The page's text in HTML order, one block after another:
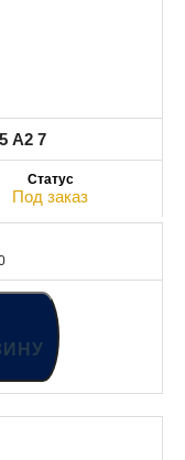
A2 7
Под заказ